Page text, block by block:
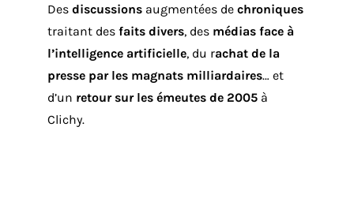
Desdiscussions augmentées dechroniques
traitant desfaits divers, des médias face à
l’intelligence artificielle, du rachat de la
presse par les magnats milliardaires… et
d’un retour sur les émeutes de 2005 à
Clichy.